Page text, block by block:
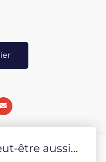
comme le pendule le
être aussi...